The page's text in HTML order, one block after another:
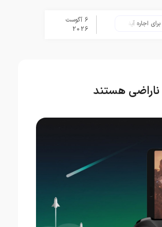
نگاهی به ۱۵ سال مدیریت تیم کوک در اپل6 آگوست
2026
ناراضی هستند